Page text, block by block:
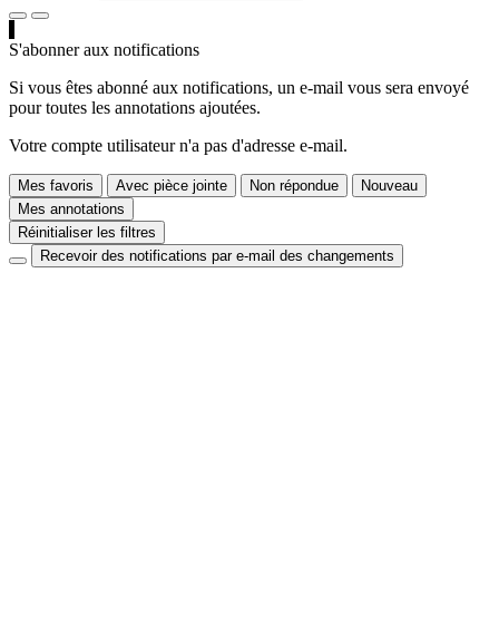
S'abonner aux notifications
Si vous êtes abonné aux notifications, un e-mail vous sera envoyé
pour toutes les annotations ajoutées.
Votre compte utilisateur n'a pas d'adresse e-mail.
Mes favoris Avec pièce jointe Non répondue
Nouveau
Mes annotations
Réinitialiser les filtres
Recevoir des notifications par e-mail des changements